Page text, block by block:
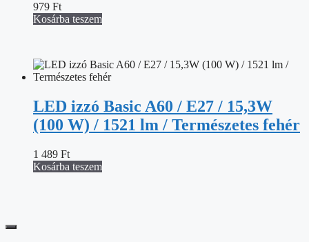
979 Ft
Kosárba teszem
LED izzó Basic A60 / E27 / 15,3W
(100 W) / 1521 lm / Természetes fehér
1 489 Ft
Kosárba teszem